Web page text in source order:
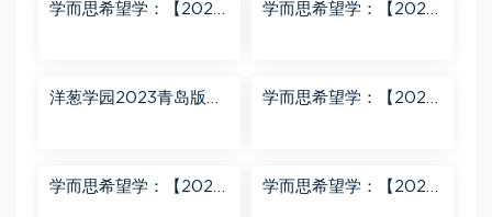
学而思希望学：【2023
学而思希望学：【2023
洋葱学园2023青岛版五
学而思希望学：【2023
学而思希望学：【2024
学而思希望学：【2023